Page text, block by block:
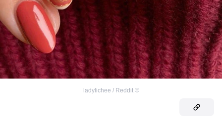
©
ladylichee / Reddit